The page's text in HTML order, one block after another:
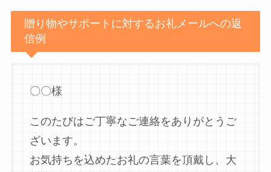
贈り物やサポートに対するお礼メールへの返
信例
〇〇様
このたびはご丁寧なご連絡をありがとうご
ざいます。
お気持ちを込めたお礼の言葉を頂戴し、大